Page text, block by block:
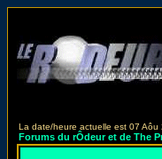
La date/heure actuelle est 07 Aôu
Forums du rÔdeur et de The